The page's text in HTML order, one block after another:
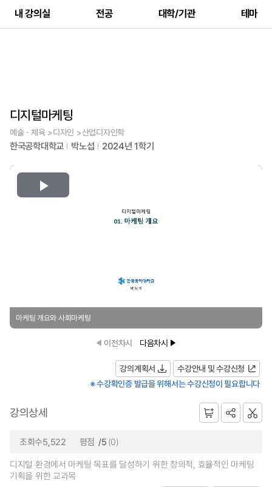
내 강의실 전공 대학/기관 테마
디지털마케팅
예술ㆍ체육 >디자인 >산업디자인학
한국공학대학교 박노섭 2024년 1학기
Play
마케팅 개요와 사회마케팅
이전차시 다음차시
강의계획서
수강안내 및 수강신청
※ 수강확인증 발급을 위해서는 수강신청이 필요합니다
강의상세
조회수5,522 평점 /5 (0)
디지털 환경에서 마케팅 목표를 달성하기 위한 창의적, 효율적인 마케팅
기획을 위한 교과목